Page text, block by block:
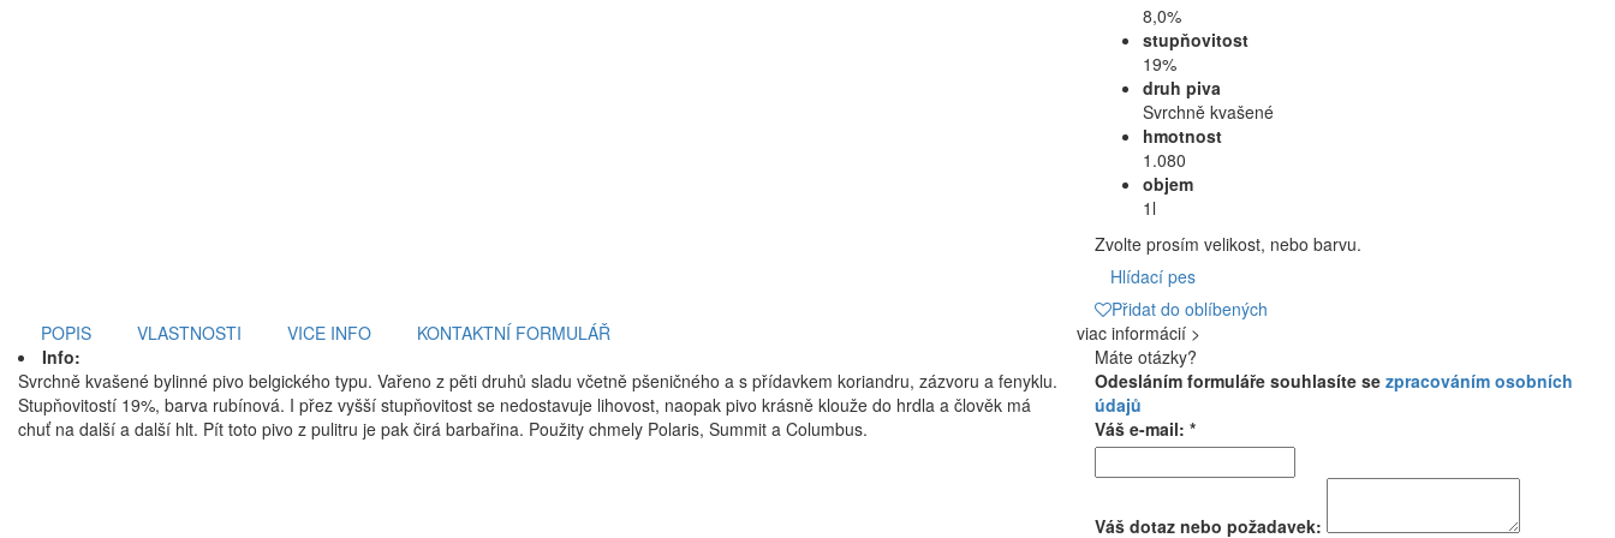
8,0%
stupňovitost
19%
druh piva
Svrchně kvašené
hmotnost
1.080
objem
1l
Zvolte prosím velikost, nebo barvu.
Hlídací pes
Přidat do oblíbených
POPIS
VLASTNOSTI VICE INFO
KONTAKTNÍ FORMULÁŘ
Info:
Svrchně kvašené bylinné pivo belgického typu. Vařeno z pěti druhů sladu včetně pšeničného a s přídavkem koriandru, zázvoru a fenyklu.
Stupňovitostí 19%, barva rubínová. I přez vyšší stupňovitost se nedostavuje lihovost, naopak pivo krásně klouže do hrdla a člověk má
chuť na další a další hlt. Pít toto pivo z pulitru je pak čirá barbařina. Použity chmely Polaris, Summit a Columbus.
viac informácií >
Máte otázky?
Odesláním formuláře souhlasíte se zpracováním osobních
údajů
Váš e-mail: *
Váš dotaz nebo požadavek: